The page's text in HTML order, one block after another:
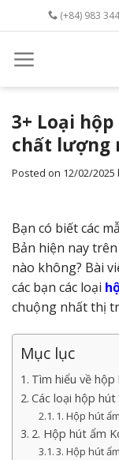
to
content
(+84) 983
3+ Loại
chất lượng
Posted on 12/02/2025
Bạn có biết các
Bản hiện nay
nào không? Bài
các bạn các loại
chuộng nhất thị
Mục lục
Tìm hiểu về
Các loại hộp
1. Hộp hút
2. Hộp hút ẩm
3. Hộp hút